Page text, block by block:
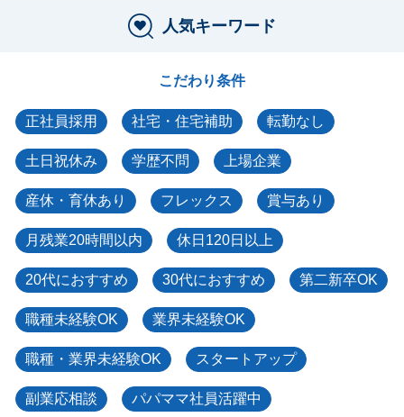
人気キーワード
こだわり条件
正社員採用 社宅・住宅補助 転勤なし
土日祝休み 学歴不問 上場企業
産休・育休あり フレックス 賞与あり
月残業20時間以内 休日120日以上
20代におすすめ 30代におすすめ 第二新卒OK
職種未経験OK 業界未経験OK
職種・業界未経験OK スタートアップ
副業応相談 パパママ社員活躍中